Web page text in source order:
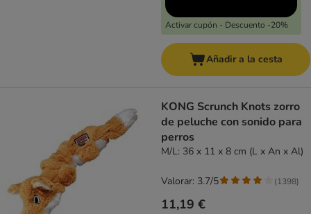
Activar cupón - Descuento -20%
Añadir a la cesta
KONG Scrunch Knots zorro
de peluche con sonido para
perros
M/L: 36 x 11 x 8 cm (L x An x Al)
11,19 €
Valorar: 3.7/5 (1398)